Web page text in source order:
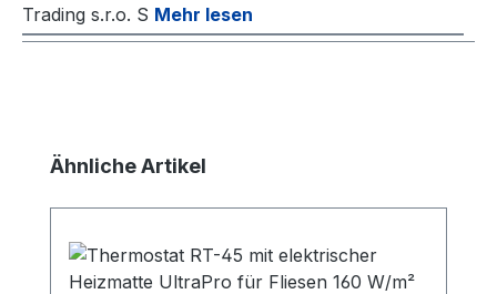
Trading s.r.o. S Mehr lesen
Produktgalerie überspringen
Ähnliche Artikel